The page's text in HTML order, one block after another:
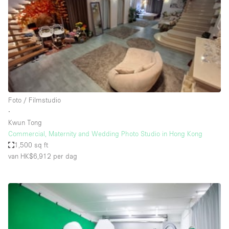
Grote entree
Haussmann-stijl
Industrieel
Internet
Kantoorbenodigdheden
Keuken
Leefruimte
Lift
Meubilair
Paskamers
Privé-parkeerplaats
Foto / Filmstudio
∙
Kwun Tong
Commercial, Maternity and Wedding Photo Studio in Hong Kong
1,500 sq ft
van HK$6,912 per dag